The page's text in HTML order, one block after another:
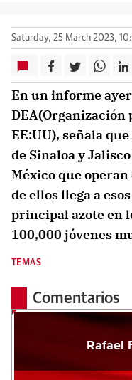
Saturday, 25 March 2023,
En un informe
DEA(Organización
EE:UU), señala
de Sinaloa y
México que operan
de ellos llega a
principal azote en
100,000 jóvenes
TEMAS
Comentarios
Rafael